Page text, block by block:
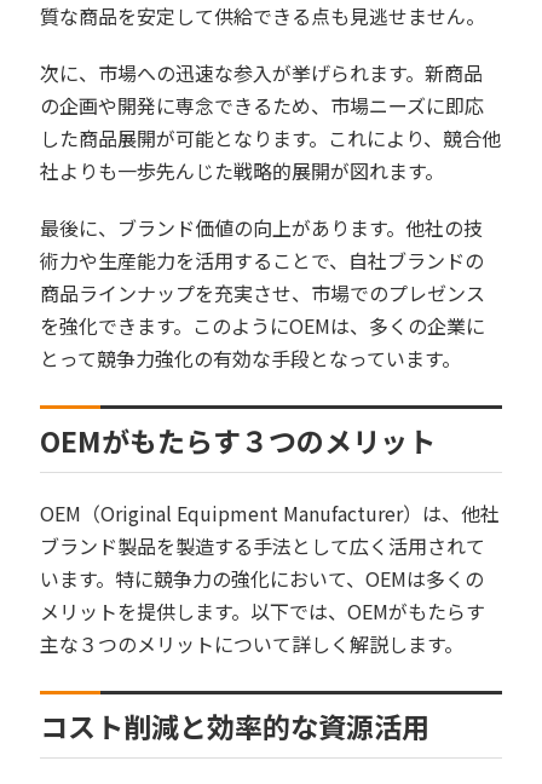
質な商品を安定して供給できる点も見逃せません。
次に、市場への迅速な参入が挙げられます。新商品
の企画や開発に専念できるため、市場ニーズに即応
した商品展開が可能となります。これにより、競合他
社よりも一歩先んじた戦略的展開が図れます。
最後に、ブランド価値の向上があります。他社の技
術力や生産能力を活用することで、自社ブランドの
商品ラインナップを充実させ、市場でのプレゼンス
を強化できます。このようにOEMは、多くの企業に
とって競争力強化の有効な手段となっています。
OEMがもたらす３つのメリット
OEM（Original Equipment Manufacturer）は、他社
ブランド製品を製造する手法として広く活用されて
います。特に競争力の強化において、OEMは多くの
メリットを提供します。以下では、OEMがもたらす
主な３つのメリットについて詳しく解説します。
コスト削減と効率的な資源活用